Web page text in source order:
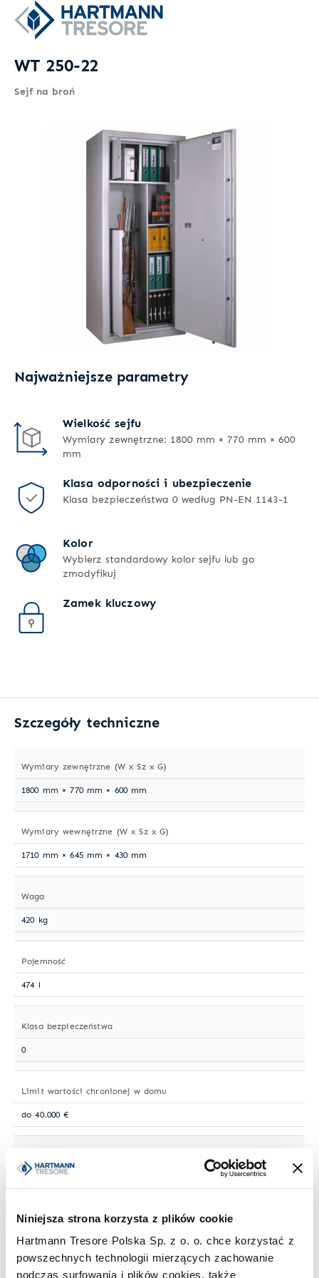
Niniejsza strona korzysta z plików cookie
Hartmann Tresore Polska Sp. z o. o. chce korzystać z
powszechnych technologii mierzących zachowanie
podczas surfowania i plików cookies, także
WT 250-22
Sejf na broń
Najważniejsze parametry
Wielkość sejfu
Wymiary zewnętrzne: 1800 mm × 770 mm × 600
mm
Klasa odporności i ubezpieczenie
Klasa bezpieczeństwa 0 według PN-EN 1143-1
Kolor
Wybierz standardowy kolor sejfu lub go
zmodyfikuj
Zamek kluczowy
Szczegóły techniczne
Wymiary zewnętrzne (W x Sz x G)
1800 mm × 770 mm × 600 mm
Wymiary wewnętrzne (W x Sz x G)
1710 mm × 645 mm × 430 mm
Waga
420 kg
Pojemność
474 l
Klasa bezpieczeństwa
0
Limit wartości chronionej w domu
do 40.000 €
do 10.000 €
Standardowy zamek
Zamek kluczowy